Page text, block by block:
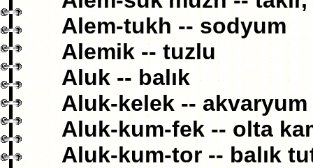
Alem-tukh -- sodyum
Alemik -- tuzlu
Aluk -- balık
Aluk-kelek -- akvaryum
Aluk-kum-fek -- olta
Aluk-kum-tor -- balık